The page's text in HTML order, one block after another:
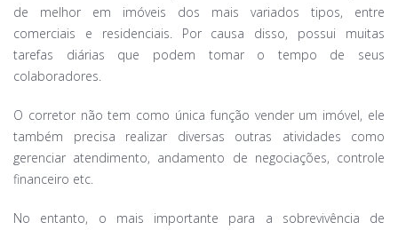
de melhor em imóveis dos mais variados tipos, entre
comerciais e residenciais. Por causa disso, possui muitas
tarefas diárias que podem tomar o tempo de seus
colaboradores.
O corretor não tem como única função vender um imóvel, ele
também precisa realizar diversas outras atividades como
gerenciar atendimento, andamento de negociações, controle
financeiro etc.
No entanto, o mais importante para a sobrevivência de